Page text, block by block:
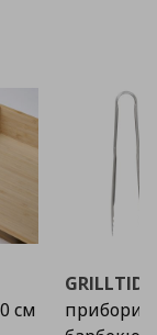
см
прибори